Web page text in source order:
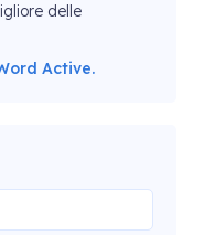
delle
Active.